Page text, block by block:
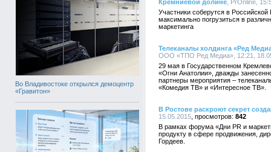
Во Владивостоке открылся демоцентр
«Гравитон»
Кремниевой долине , PrOnline,
Участники соберутся в
максимально погрузиться в
маркетинга
Телеканалы холдинга «Ред
ООО «ТПО Ред Медиа», 12:21,
29 мая в Государственном
«Огни Анатолии», дважды
партнеры мероприятия –
«Комедия ТВ» и «Интересное ТВ».
В Ростове раскроют секрет
15.05.2015
842
В рамках форума «Дни PR и
продукту в сфере продвижения,
Гордеев.